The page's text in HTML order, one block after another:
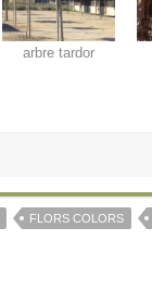
arbre tardor
FLORS COLORS